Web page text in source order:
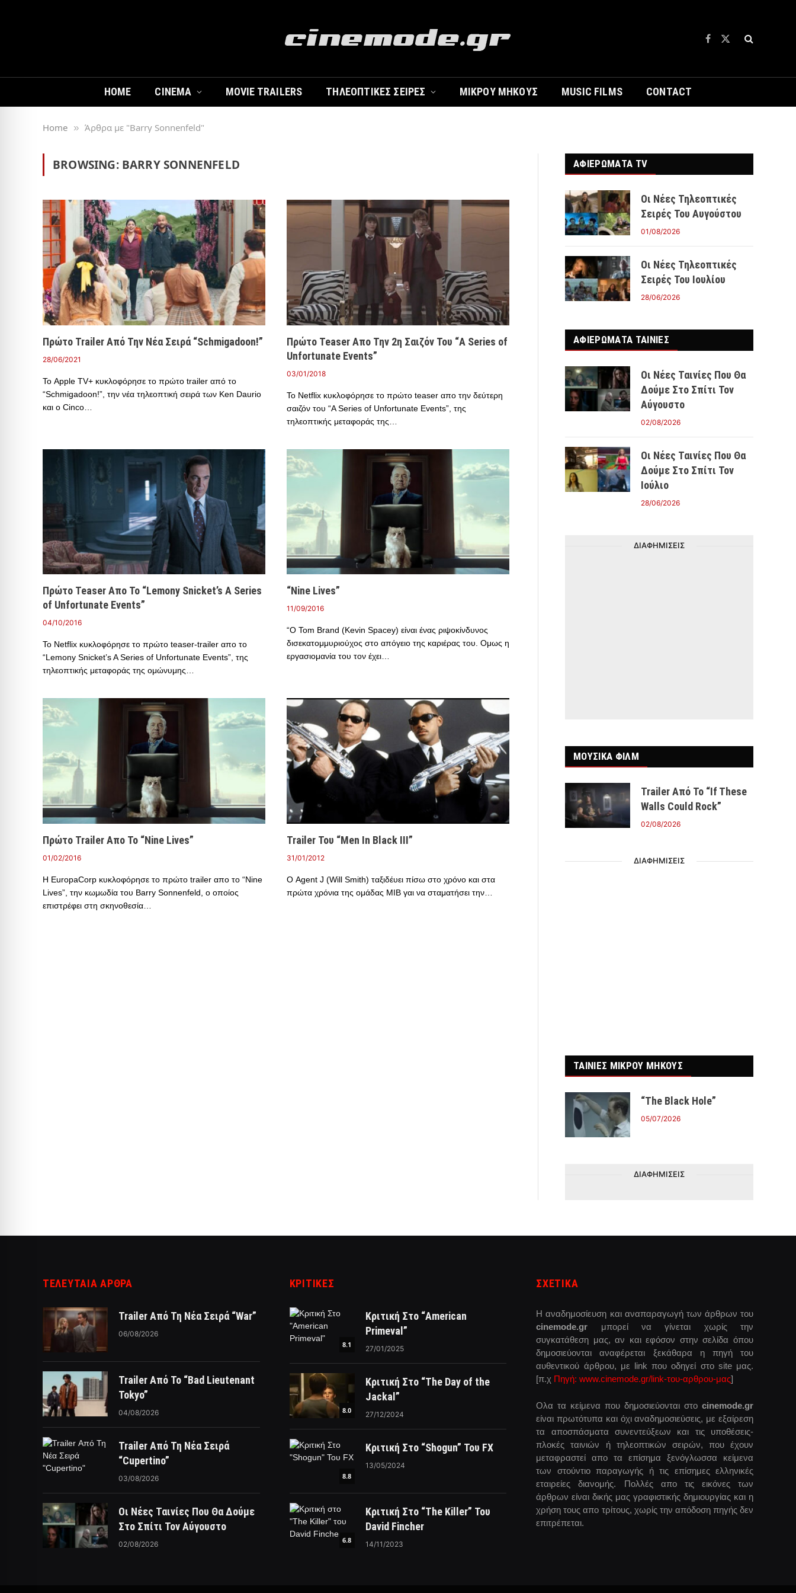
Facebook
X
HOME CINEMA MOVIE TRAILERS ΤΗΛΕΟΠΤΙΚΈΣ ΣΕΙΡΈΣ ΜΙΚΡΟΎ ΜΉΚΟΥΣ MUSIC FILMS CONTACT
Home » Άρθρα με "Barry Sonnenfeld"
BROWSING: BARRY SONNENFELD
Πρώτο Trailer Από Την Νέα Σειρά “Schmigadoon!”
28/06/2021
Το Apple TV+ κυκλοφόρησε το πρώτο trailer από το
“Schmigadoon!”, την νέα τηλεοπτική σειρά των Ken Daurio
και ο Cinco…
Πρώτο Teaser Απο Την 2η Σαιζόν Του “A Series of
Unfortunate Events”
03/01/2018
Το Netflix κυκλοφόρησε το πρώτο teaser απο την δεύτερη
σαιζόν του “A Series of Unfortunate Events”, της
τηλεοπτικής μεταφοράς της…
Πρώτο Teaser Απο Το “Lemony Snicket’s A Series
of Unfortunate Events”
04/10/2016
Το Netflix κυκλοφόρησε το πρώτο teaser-trailer απο το
“Lemony Snicket’s A Series of Unfortunate Events”, της
τηλεοπτικής μεταφοράς της ομώνυμης…
“Nine Lives”
11/09/2016
“Ο Tom Brand (Kevin Spacey) είναι ένας ριψοκίνδυνος
δισεκατομμυριούχος στο απόγειο της καριέρας του. Ομως η
εργασιομανία του τον έχει…
Πρώτο Trailer Απο Το “Nine Lives”
01/02/2016
Η EuropaCorp κυκλοφόρησε το πρώτο trailer απο το “Nine
Lives”, την κωμωδία του Barry Sonnenfeld, ο οποίος
επιστρέφει στη σκηνοθεσία…
Trailer Του “Men In Black III”
31/01/2012
Ο Agent J (Will Smith) ταξιδέυει πίσω στο χρόνο και στα
πρώτα χρόνια της ομάδας MIB γαι να σταματήσει την…
ΑΦΙΕΡΩΜΑΤΑ TV
Οι Νέες Τηλεοπτικές
Σειρές Του Αυγούστου
01/08/2026
Οι Νέες Τηλεοπτικές
Σειρές Του Ιουλίου
28/06/2026
ΑΦΙΕΡΩΜΑΤΑ ΤΑΙΝΊΕΣ
Οι Νέες Ταινίες Που Θα
Δούμε Στο Σπίτι Τον
Αύγουστο
02/08/2026
Οι Νέες Ταινίες Που Θα
Δούμε Στο Σπίτι Τον
Ιούλιο
28/06/2026
ΔΙΑΦΗΜΙΣΕΙΣ
ΜΟΥΣΙΚΑ ΦΙΛΜ
Trailer Από Το “If These
Walls Could Rock”
02/08/2026
ΔΙΑΦΗΜΙΣΕΙΣ
ΤΑΙΝΙΕΣ ΜΙΚΡΟΥ ΜΗΚΟΥΣ
“The Black Hole”
05/07/2026
ΔΙΑΦΗΜΙΣΕΙΣ
ΤΕΛΕΥΤΑΙΑ ΑΡΘΡΑ
Trailer Από Τη Νέα Σειρά “War”
06/08/2026
Trailer Από Το “Bad Lieutenant
Tokyo”
04/08/2026
Trailer Από Τη Νέα Σειρά
“Cupertino”
03/08/2026
Οι Νέες Ταινίες Που Θα Δούμε
Στο Σπίτι Τον Αύγουστο
02/08/2026
ΚΡΙΤΙΚΈΣ
8.1
Κριτική Στο “American
Primeval”
27/01/2025
8.0
Κριτική Στο “The Day of the
Jackal”
27/12/2024
8.8
Κριτική Στο “Shogun” Του FX
13/05/2024
6.8
Κριτική Στο “The Killer” Του
David Fincher
14/11/2023
ΣΧΕΤΙΚΑ
Η αναδημοσίευση και αναπαραγωγή των άρθρων του
cinemode.gr μπορεί να γίνεται χωρίς την
συγκατάθεση μας, αν και εφόσον στην σελίδα όπου
δημοσιεύονται αναφέρεται ξεκάθαρα η πηγή του
αυθεντικού άρθρου, με link που οδηγεί στο site μας.
[π.χ Πηγή: www.cinemode.gr/link-του-αρθρου-μας]
Ολα τα κείμενα που δημοσιεύονται στο cinemode.gr
είναι πρωτότυπα και όχι αναδημοσιεύσεις, με εξαίρεση
τα αποσπάσματα συνεντεύξεων και τις υποθέσεις-
πλοκές ταινιών ή τηλεοπτικών σειρών, που έχουν
μεταφραστεί απο τα επίσημα ξενόγλωσσα κείμενα
των στούντιο παραγωγής ή τις επίσημες ελληνικές
εταιρείες διανομής. Πολλές απο τις εικόνες των
άρθρων είναι δικής μας γραφιστικής δημιουργίας και η
χρήση τους απο τρίτους, χωρίς την απόδοση πηγής δεν
επιτρέπεται.